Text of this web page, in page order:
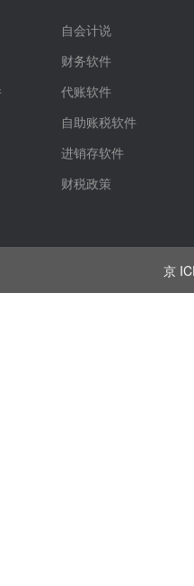
自会计说
财务软件
代账软件
自助账税软件
进销存软件
财税政策
京